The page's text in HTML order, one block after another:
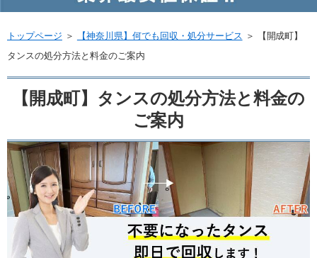
トップページ ＞ 【神奈川県】何でも回収・処分サービス ＞
【開成町】
タンスの処分方法と料金のご案内
【開成町】タンスの処分方法と料金の
ご案内